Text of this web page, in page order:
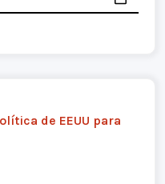
de EEUU para